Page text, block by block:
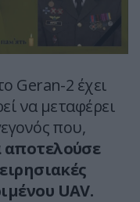
Geran-2 έχει
να μεταφέρει
που,
αποτελούσε
UAV.